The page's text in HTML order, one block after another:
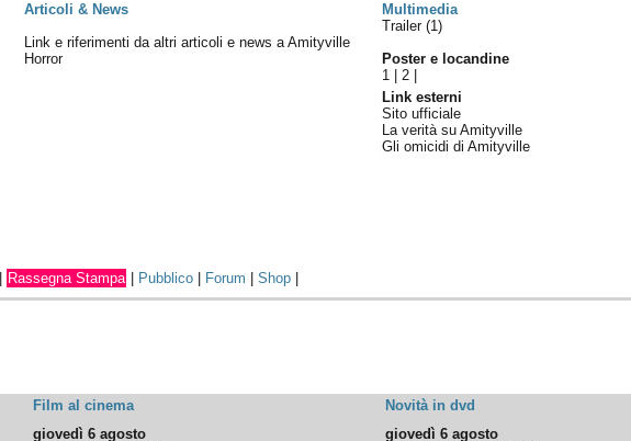
Articoli & News Multimedia
Link e riferimenti da altri articoli e news a Amityville
Horror
Trailer (1)
Poster e locandine
1 |2
Link esterni
Sito ufficiale
La verità su Amityville
Gli omicidi di Amityville
Rassegna Stampa Pubblico Forum |Shop
Film al cinema Novità in dvd
giovedì 6 agosto
giovedì 6 agosto